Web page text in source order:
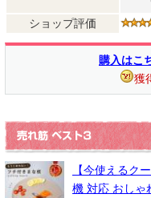
ショップ評価
購入はこ
獲
【今使えるク
機 対応 おしゃ